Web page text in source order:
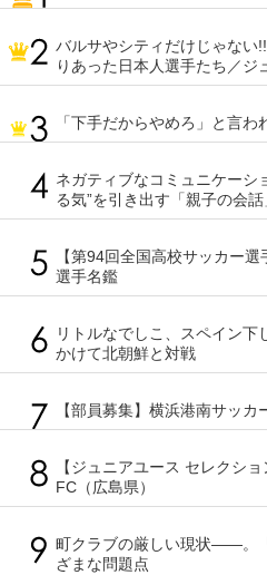
バルサやシティだけじゃな
りあった日本人選手たち／ジ
「下手だからやめろ」と言わ
ネガティブなコミュニケーシ
る気”を引き出す「親子の会
【第94回全国高校サッカー
選手名鑑
リトルなでしこ、スペイン
かけて北朝鮮と対戦
【部員募集】横浜港南サッカ
【ジュニアユース セレクシ
FC（広島県）
町クラブの厳しい現状――。
ざまな問題点